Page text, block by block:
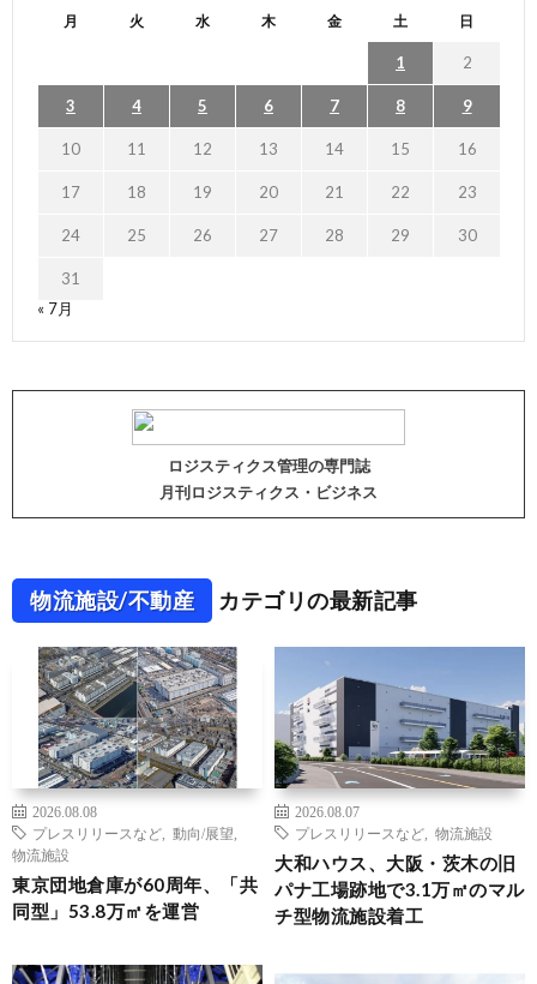
月 火 水 木 金 土 日
1 2
3 4 5 6 7 8 9
10 11 12 13 14 15 16
17 18 19 20 21 22 23
24 25 26 27 28 29 30
31
« 7月
ロジスティクス管理の専門誌
月刊ロジスティクス・ビジネス
物流施設/不動産 カテゴリの最新記事
2026.08.08
プレスリリースなど
動向/展望
物流施設
東京団地倉庫が60周年、「共
同型」53.8万㎡を運営
2026.08.07
プレスリリースなど
物流施設
大和ハウス、大阪・茨木の旧
パナ工場跡地で3.1万㎡のマル
チ型物流施設着工